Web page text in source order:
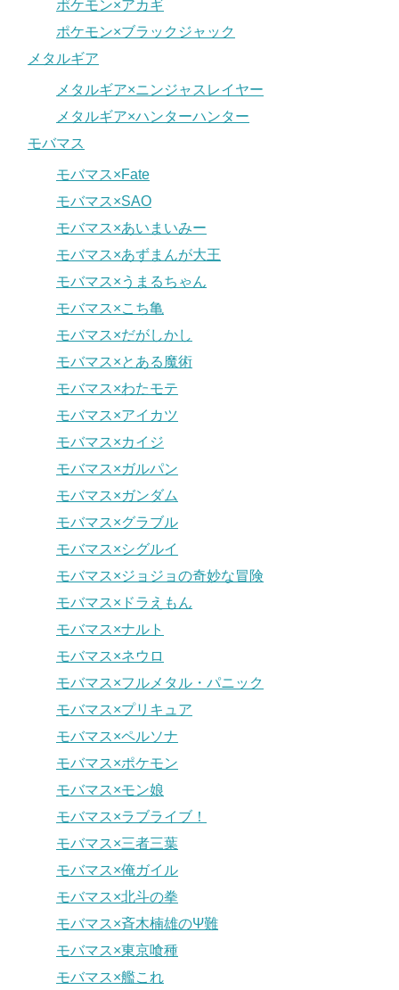
ポケモン×アカギ
ポケモン×ブラックジャック
メタルギア
メタルギア×ニンジャスレイヤー
メタルギア×ハンターハンター
モバマス
モバマス×Fate
モバマス×SAO
モバマス×あいまいみー
モバマス×あずまんが大王
モバマス×うまるちゃん
モバマス×こち亀
モバマス×だがしかし
モバマス×とある魔術
モバマス×わたモテ
モバマス×アイカツ
モバマス×カイジ
モバマス×ガルパン
モバマス×ガンダム
モバマス×グラブル
モバマス×シグルイ
モバマス×ジョジョの奇妙な冒険
モバマス×ドラえもん
モバマス×ナルト
モバマス×ネウロ
モバマス×フルメタル・パニック
モバマス×プリキュア
モバマス×ペルソナ
モバマス×ポケモン
モバマス×モン娘
モバマス×ラブライブ！
モバマス×三者三葉
モバマス×俺ガイル
モバマス×北斗の拳
モバマス×斉木楠雄のΨ難
モバマス×東京喰種
モバマス×艦これ